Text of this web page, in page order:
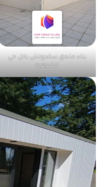
بناء ملحق ساندوتش بانل حي
الشوقية